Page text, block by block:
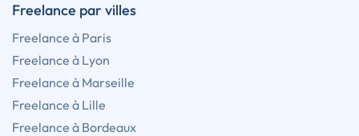
Freelance par villes
Freelance à Paris
Freelance à Lyon
Freelance à Marseille
Freelance à Lille
Freelance à Bordeaux